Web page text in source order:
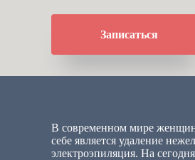
Записаться
В современном мире
себе является удаление
электроэпиляция. На